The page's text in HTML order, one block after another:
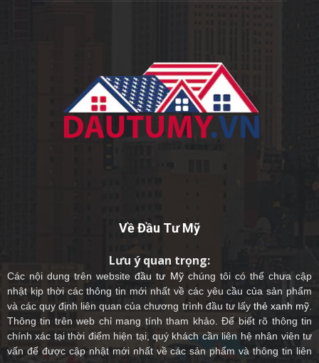
Về Đầu Tư Mỹ
Lưu ý quan trọng:
Các nội dung trên websiteđầu tư Mỹchúng tôi có thể chưa cập
nhật kịp thời các thông tin mới nhất về các yêu cầu của sản phẩm
và các quy định liên quan của chương trình đầu tư lấy thẻ xanh mỹ.
Thông tin trên web chỉ mang tính tham khảo. Để biết rõ thông tin
chính xác tại thời điểm hiện tại, quý khách cần liên hệ nhân viên tư
vấn để được cập nhật mới nhất về các sản phẩm và thông tin liên